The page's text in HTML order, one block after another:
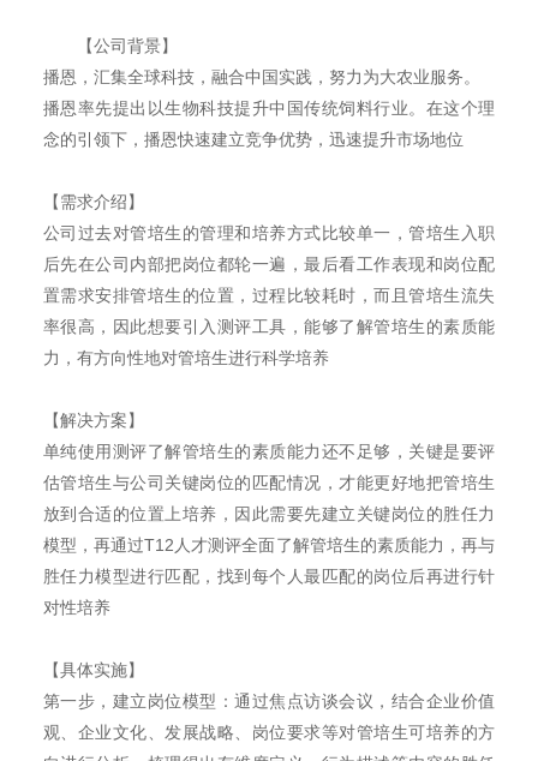
【公司背景】
播恩，汇集全球科技，融合中国实践，努力为大农业服务。
播恩率先提出以生物科技提升中国传统饲料行业。在这个理
念的引领下，播恩快速建立竞争优势，迅速提升市场地位
【需求介绍】
公司过去对管培生的管理和培养方式比较单一，管培生入职
后先在公司内部把岗位都轮一遍，最后看工作表现和岗位配
置需求安排管培生的位置，过程比较耗时，而且管培生流失
率很高，因此想要引入测评工具，能够了解管培生的素质能
力，有方向性地对管培生进行科学培养
【解决方案】
单纯使用测评了解管培生的素质能力还不足够，关键是要评
估管培生与公司关键岗位的匹配情况，才能更好地把管培生
放到合适的位置上培养，因此需要先建立关键岗位的胜任力
模型，再通过T12人才测评全面了解管培生的素质能力，再与
胜任力模型进行匹配，找到每个人最匹配的岗位后再进行针
对性培养
【具体实施】
第一步，建立岗位模型：通过焦点访谈会议，结合企业价值
观、企业文化、发展战略、岗位要求等对管培生可培养的方